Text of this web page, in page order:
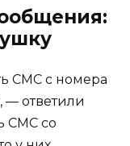
СМС с номера
— ответили
СМС со